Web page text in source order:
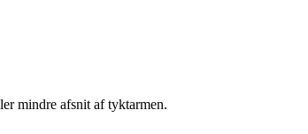
mindre afsnit af tyktarmen.